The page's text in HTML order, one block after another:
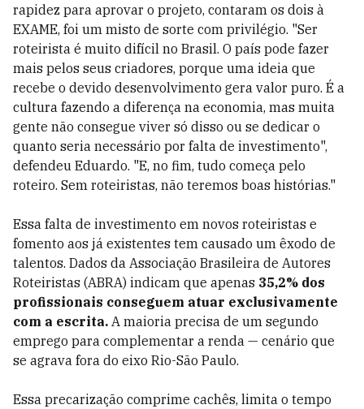
rapidez para aprovar o projeto, contaram os dois à
EXAME, foi um misto de sorte com privilégio. "Ser
roteirista é muito difícil no Brasil. O país pode fazer
mais pelos seus criadores, porque uma ideia que
recebe o devido desenvolvimento gera valor puro. É a
cultura fazendo a diferença na economia, mas muita
gente não consegue viver só disso ou se dedicar o
quanto seria necessário por falta de investimento",
defendeu Eduardo. "E, no fim, tudo começa pelo
roteiro. Sem roteiristas, não teremos boas histórias."
Essa falta de investimento em novos roteiristas e
fomento aos já existentes tem causado um êxodo de
talentos. Dados da Associação Brasileira de Autores
Roteiristas (ABRA) indicam que apenas 35,2% dos
profissionais conseguem atuar exclusivamente
com a escrita. A maioria precisa de um segundo
emprego para complementar a renda — cenário que
se agrava fora do eixo Rio-São Paulo.
Essa precarização comprime cachês, limita o tempo